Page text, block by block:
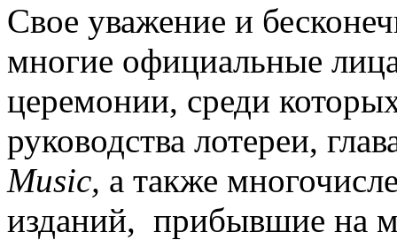
Свое уважение и
многие официальные
церемонии, среди
руководства лотереи,
Music, а также
изданий, прибывшие на